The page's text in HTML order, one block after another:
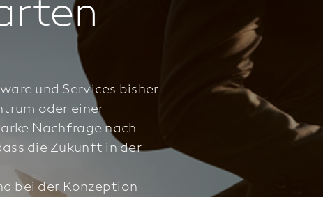
und Services bisher
oder einer
Nachfrage nach
die Zukunft in der
bei der Konzeption